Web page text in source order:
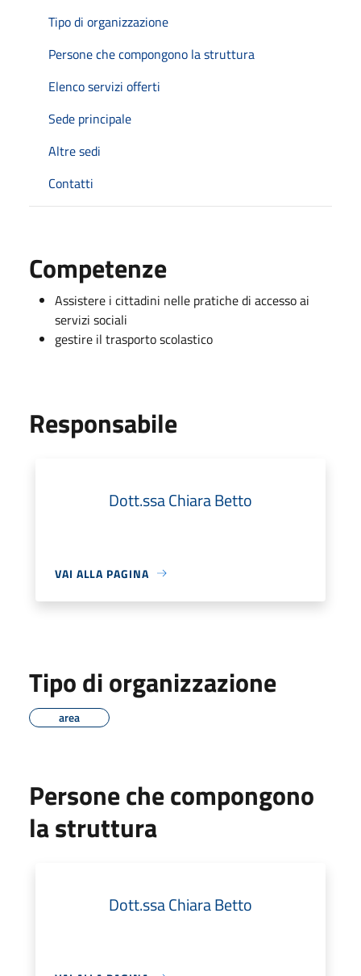
Tipo di organizzazione
Persone che compongono la struttura
Elenco servizi offerti
Sede principale
Altre sedi
Contatti
Competenze
Assistere i cittadini nelle pratiche di accesso ai
servizi sociali
gestire il trasporto scolastico
Responsabile
Dott.ssa Chiara Betto
VAI ALLA PAGINA
Tipo di organizzazione
area
Persone che compongono
la struttura
Dott.ssa Chiara Betto